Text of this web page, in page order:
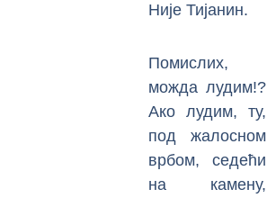
Није Тијанин.
Помислих,
можда лудим!?
Ако лудим, ту,
под жалосном
врбом, седећи
на камену,